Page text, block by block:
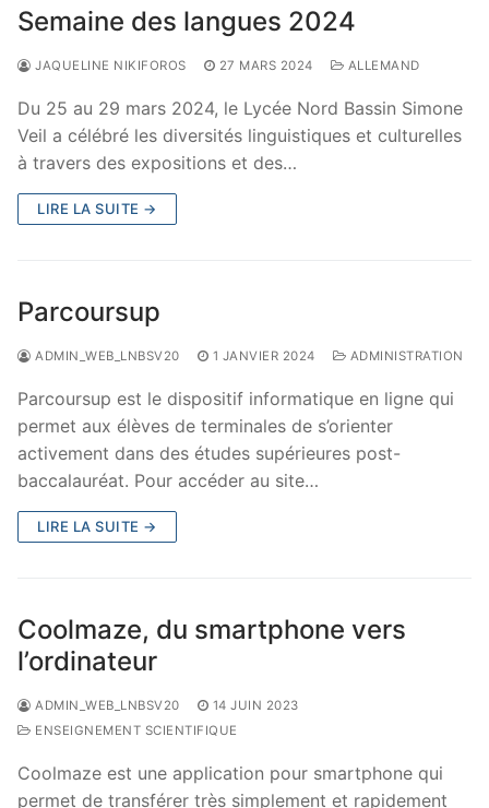
Semaine des langues 2024
JAQUELINE NIKIFOROS 27 MARS 2024 ALLEMAND
Du 25 au 29 mars 2024, le Lycée Nord Bassin Simone
Veil a célébré les diversités linguistiques et culturelles
à travers des expositions et des…
LIRE LA SUITE →
Parcoursup
ADMIN_WEB_LNBSV20 1 JANVIER 2024 ADMINISTRATION
Parcoursup est le dispositif informatique en ligne qui
permet aux élèves de terminales de s’orienter
activement dans des études supérieures post-
baccalauréat. Pour accéder au site…
LIRE LA SUITE →
Coolmaze, du smartphone vers
l’ordinateur
ADMIN_WEB_LNBSV20
14 JUIN 2023
ENSEIGNEMENT SCIENTIFIQUE
Coolmaze est une application pour smartphone qui
permet de transférer très simplement et rapidement